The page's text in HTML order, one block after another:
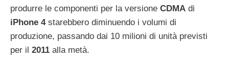
produrre le componenti per la versione CDMA di
iPhone 4starebbero diminuendo i volumi di
produzione, passando dai 10 milioni di unità previsti
per il 2011 alla metà.